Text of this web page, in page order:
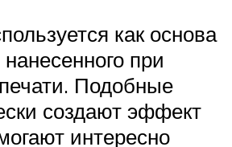
как основа
при
Подобные
создают эффект
интересно